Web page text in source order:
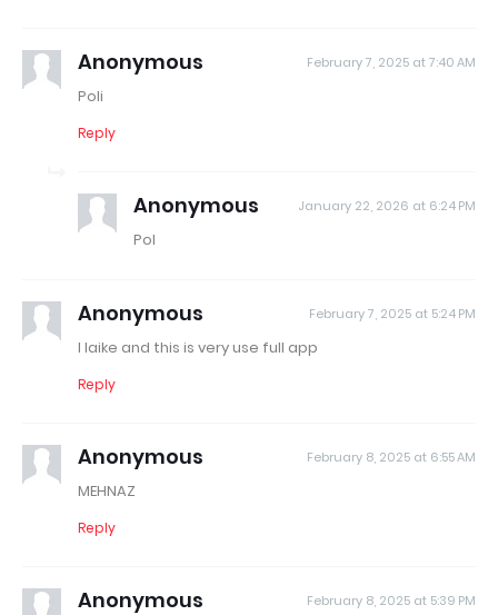
Anonymous February 7, 2025 at 7:40 AM
Poli
Reply
Anonymous January 22, 2026 at 6:24 PM
Pol
Anonymous February 7, 2025 at 5:24 PM
I laike and this is very use full app
Reply
Anonymous February 8, 2025 at 6:55 AM
MEHNAZ
Reply
Anonymous February 8, 2025 at 5:39 PM